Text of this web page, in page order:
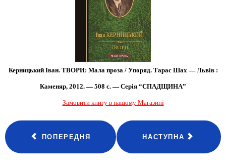
Керницький Іван. ТВОРИ: Мала проза / Упоряд. Тарас Шах — Львів :
Каменяр, 2012. — 508 с. — Серія “СПАДЩИНА”
Замовити книгу в нашому Магазині
ПОПЕРЕДНЯ НАСТУПНА